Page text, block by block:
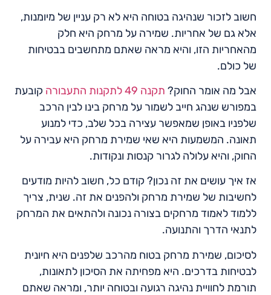
חשוב לזכור שנהיגה בטוחה היא לא רק עניין של מיומנות,
אלא גם של אחריות. שמירה על מרחק היא חלק
מהאחריות הזו, והיא מראה שאתם מתחשבים בבטיחות
של כולם.
אבל מה אומר החוק? תקנה 49 לתקנות התעבורה
קובעת
במפורש שנהג חייב לשמור על מרחק בינו לבין הרכב
שלפניו באופן שמאפשר עצירה בכל שלב, כדי למנוע
תאונה. המשמעות היא שאי שמירת מרחק היא עבירה על
החוק, והיא עלולה לגרור קנסות ונקודות.
אז איך עושים את זה נכון? קודם כל, חשוב להיות מודעים
לחשיבות של שמירת מרחק ולהפנים את זה. שנית, צריך
ללמוד לאמוד מרחקים בצורה נכונה ולהתאים את המרחק
לתנאי הדרך והתנועה.
לסיכום, שמירת מרחק בטוח מהרכב שלפנים היא חיונית
לבטיחות בדרכים. היא מפחיתה את הסיכון לתאונות,
תורמת לחוויית נהיגה רגועה ובטוחה יותר, ומראה שאתם